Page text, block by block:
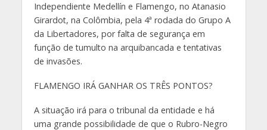
Independiente Medellín e Flamengo, no Atanasio
Girardot, na Colômbia, pela 4ª rodada do Grupo A
da Libertadores, por falta de segurança em
função de tumulto na arquibancada e tentativas
de invasões.
FLAMENGO IRÁ GANHAR OS TRÊS PONTOS?
A situação irá para o tribunal da entidade e há
uma grande possibilidade de que o Rubro-Negro